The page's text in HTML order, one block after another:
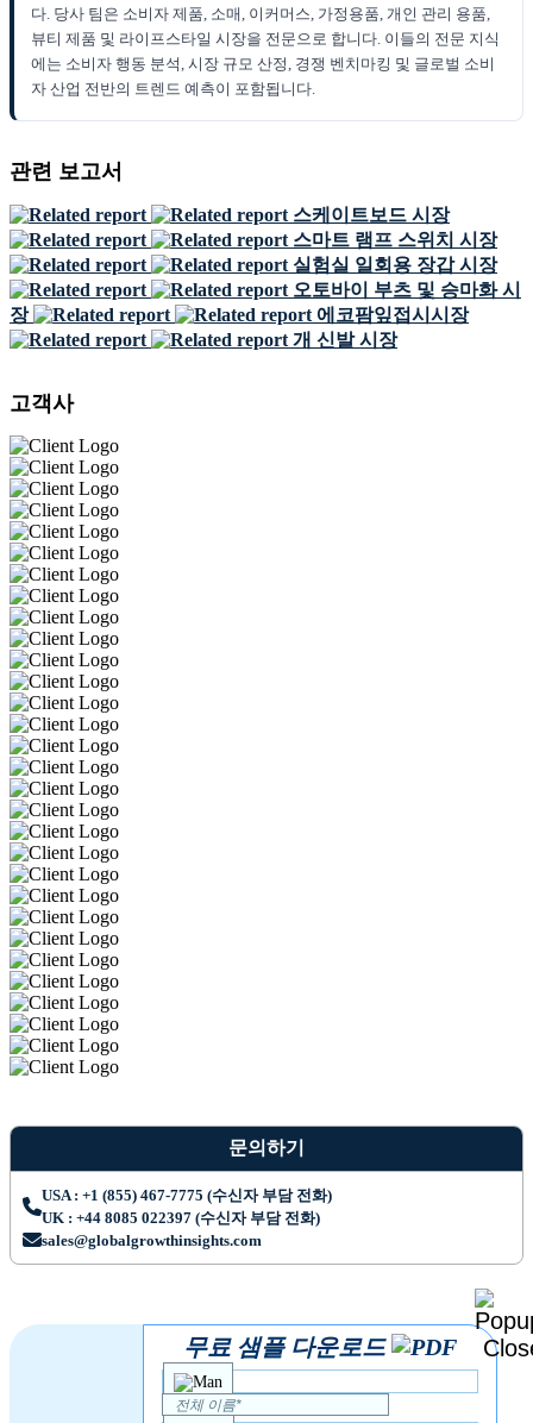
다. 당사 팀은 소비자 제품, 소매, 이커머스, 가정용품, 개인 관리 용품,
뷰티 제품 및 라이프스타일 시장을 전문으로 합니다. 이들의 전문 지식
에는 소비자 행동 분석, 시장 규모 산정, 경쟁 벤치마킹 및 글로벌 소비
자 산업 전반의 트렌드 예측이 포함됩니다.
관련 보고서
스케이트보드 시장
스마트 램프 스위치 시장
실험실 일회용 장갑 시장
오토바이 부츠 및 승마화 시
장
에코팜잎접시시장
개 신발 시장
고객사
문의하기
USA : +1 (855) 467-7775 (수신자 부담 전화)
UK : +44 8085 022397 (수신자 부담 전화)
sales@globalgrowthinsights.com
무료 샘플 다운로드